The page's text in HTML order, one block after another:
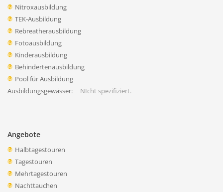
Nitroxausbildung
TEK-Ausbildung
Rebreatherausbildung
Fotoausbildung
Kinderausbildung
Behindertenausbildung
Pool für Ausbildung
Ausbildungsgewässer:
NIcht spezifiziert.
Angebote
Halbtagestouren
Tagestouren
Mehrtagestouren
Nachttauchen